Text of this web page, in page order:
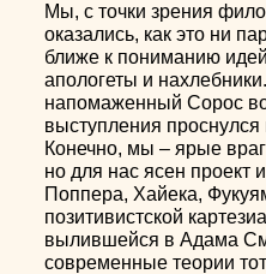
Мы, с точки зрения
оказались, как это ни
ближе к пониманию
апологеты и
напомаженный Сорос
выступления
Конечно, мы – ярые
но для нас ясен проект
Поппера, Хайека,
позитивистской
вылившейся в Адама
современные теории